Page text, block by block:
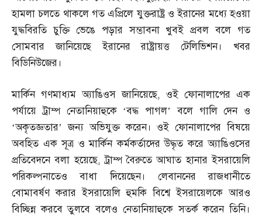
হামলা চলতে থাকলে গত এপ্রিলে যুক্তরাষ্ট্র ও ইরানের মধ্যে হওয়া
যুদ্ধবিরতি চুক্তি ভেঙে পড়ার সম্ভাবনা খুবই প্রবল বলে গত
সোমবার জানিয়েছে ইরানের রাষ্ট্রায়ত্ত টেলিভিশন। খবর
বিডিনিউজের।
মার্কিন গণমাধ্যম অ্যাঙিওস জানিয়েছে, ওই ফোনালাপের এক
পর্যায়ে ট্রাম্প নেতানিয়াহুকে ‘বদ্ধ পাগল’ বলে গালি দেন ও
‘অকৃতজ্ঞতার’ জন্য অভিযুক্ত করেন। ওই ফোনালাপের বিষয়ে
অবহিত এক সূত্র ও মার্কিন কর্মকর্তাদের উদ্ধৃত করে অ্যাঙিওসের
প্রতিবেদনে বলা হয়েছে,ট্রাম্প বৈরুতে আঘাত হানার ইসরায়েলি
পরিকল্পনাতেও বাধা দিয়েছেন। লেবাননের রাজধানীতে
বোমাবর্ষণ করার ইসরায়েলি হুমকি বিশ্বে ইসরায়েলকে আরও
বিচ্ছিন্ন করবে তুলবে বলেও নেতানিয়াহুকে সতর্ক করেন তিনি।